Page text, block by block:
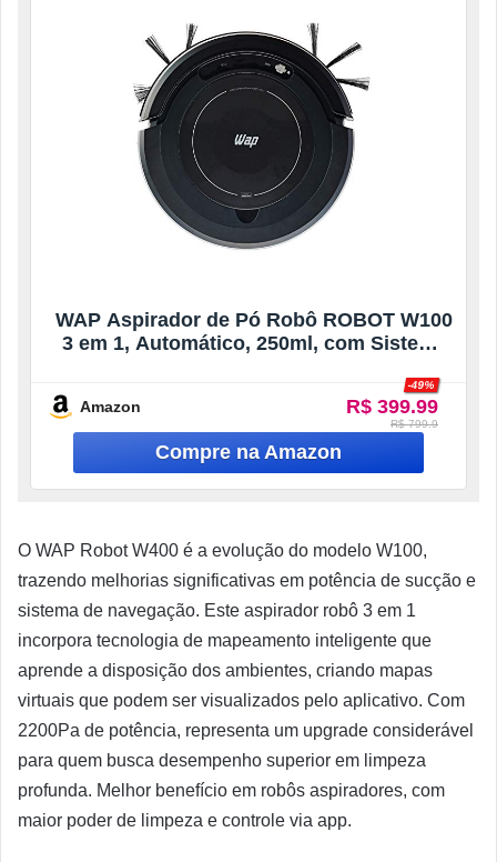
WAP Aspirador de Pó Robô ROBOT W100
3 em 1, Automático, 250ml, com Sistema
Amazon R$ 399.99
-49%
R$ 799.9
O WAP Robot W400 é a evolução do modelo W100,
trazendo melhorias significativas em potência de sucção e
sistema de navegação. Este aspirador robô 3 em 1
incorpora tecnologia de mapeamento inteligente que
aprende a disposição dos ambientes, criando mapas
virtuais que podem ser visualizados pelo aplicativo. Com
2200Pa de potência, representa um upgrade considerável
para quem busca desempenho superior em limpeza
profunda. Melhor benefício em robôs aspiradores, com
maior poder de limpeza e controle via app.